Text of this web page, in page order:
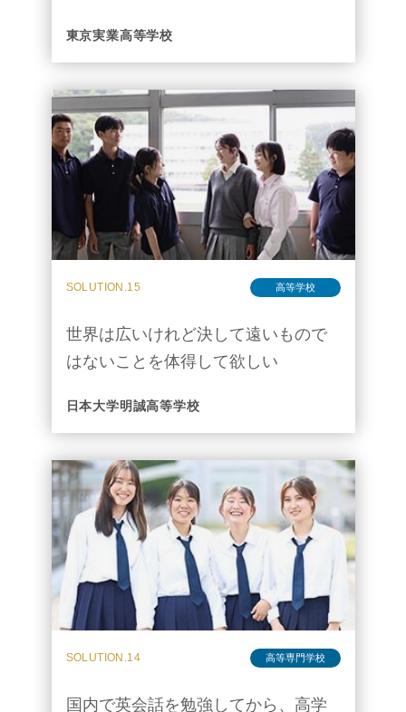
東京実業高等学校
SOLUTION.15 高等学校
世界は広いけれど決して遠いもので
はないことを体得して欲しい
日本大学明誠高等学校
SOLUTION.14 高等専門学校
国内で英会話を勉強してから、高学